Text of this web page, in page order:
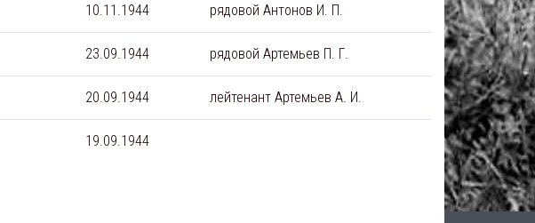
10.11.1944 рядовой Антонов И. П.
23.09.1944 рядовой Артемьев П. Г.
20.09.1944 лейтенант Артемьев А. И.
19.09.1944